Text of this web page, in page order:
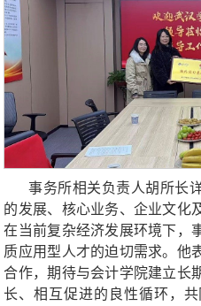
事务所相关负责人胡所长
的发展、核心业务、企业文化
在当前复杂经济发展环境下，
质应用型人才的迫切需求。他
合作，期待与会计学院建立长
长、相互促进的良性循环，